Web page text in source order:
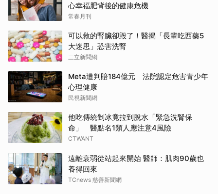
心幸福肥背後的健康危機
常春月刊
可以救的腎臟卻毁了！醫揭「長輩吃西藥5
大迷思」恐害洗腎
三立新聞網
Meta遭判賠184億元 法院認定危害青少年
心理健康
民視新聞網
他吃傳統剉冰竟拉到脫水「緊急洗腎保
命」 醫點名1類人應注意4風險
CTWANT
遠離衰弱從站起來開始 醫師：肌肉90歲也
養得回來
TCnews 慈善新聞網